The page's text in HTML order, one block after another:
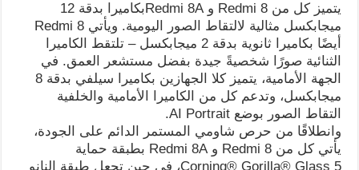
يتميز كل من Redmi 8 و Redmi 8Aبكاميرا بدقة 12
ميجابكسل مثالية لالتقاط الصور اليومية. ويأتي Redmi 8
أيضًا بكاميرا ثانوية بدقة 2 ميجابكسل – تلتقط الكاميرا
الثنائية صورًا شخصيةً جيدة بفضل مستشعر العمق. في
الجهة الأمامية، يتميز كلا الجهازين بكاميرا سيلفي بدقة 8
ميجابكسل، وتدعم كل من الكاميرا الأمامية والخلفية
التقاط الصور بوضع AI Portrait.
وانطلاقًا من حرص شاومي المستمر الدائم على الجودة،
يأتي كل من Redmi 8 و Redmi 8A بطبقة حماية
Corning® Gorilla® Glass 5، في حين تجعل طبقة النانو